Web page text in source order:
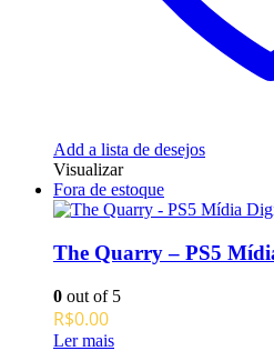
Add a lista de desejos
Visualizar
Fora de estoque
The Quarry – PS5
0 out of 5
R$0.00
Ler mais